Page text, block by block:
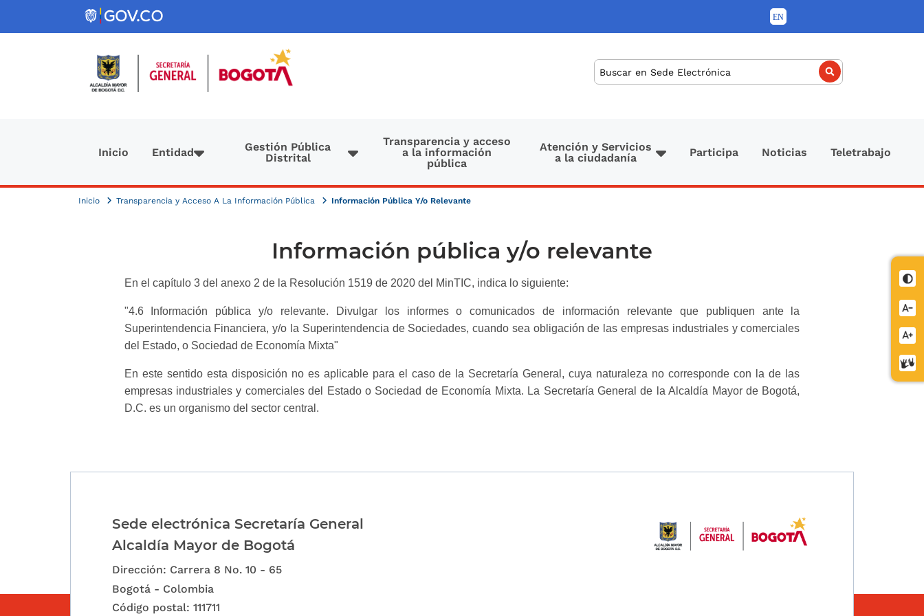
Pasar al contenido principal
letra
letra
de
Buscar
Inicio Entidad
Gestión Pública
Distrital
Transparencia y acceso
a la información
pública
Atención y Servicios
a la ciudadanía
Participa Noticias Teletrabajo
Inicio Transparencia y Acceso A La Información Pública Información Pública Y/o Relevante
Información pública y/o relevante
En el capítulo 3 del anexo 2 de la Resolución 1519 de 2020 del MinTIC, indica lo siguiente:
"4.6 Información pública y/o relevante. Divulgar los informes o comunicados de información relevante que publiquen ante la
Superintendencia Financiera, y/o la Superintendencia de Sociedades, cuando sea obligación de las empresas industriales y comerciales
del Estado, o Sociedad de Economía Mixta"
En este sentido esta disposición no es aplicable para el caso de la Secretaría General, cuya naturaleza no corresponde con la de las
empresas industriales y comerciales del Estado o Sociedad de Economía Mixta. La Secretaría General de la Alcaldía Mayor de Bogotá,
D.C. es un organismo del sector central.
Sede electrónica Secretaría General
Alcaldía Mayor de Bogotá
Dirección: Carrera 8 No. 10 - 65
Bogotá - Colombia
Código postal: 111711